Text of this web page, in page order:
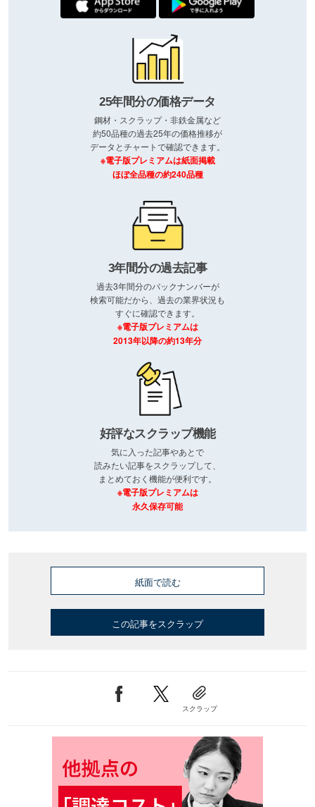
25年間分の価格データ
鋼材・スクラップ・非鉄金属など
約50品種の過去25年の価格推移が
データとチャートで確認できます。
※電子版プレミアムは紙面掲載
ほぼ全品種の約240品種
3年間分の過去記事
過去3年間分のバックナンバーが
検索可能だから、過去の業界状況も
すぐに確認できます。
※電子版プレミアムは
2013年以降の約13年分
好評なスクラップ機能
気に入った記事やあとで
読みたい記事をスクラップして、
まとめておく機能が便利です。
※電子版プレミアムは
永久保存可能
紙面で読む
この記事をスクラップ
スクラップ